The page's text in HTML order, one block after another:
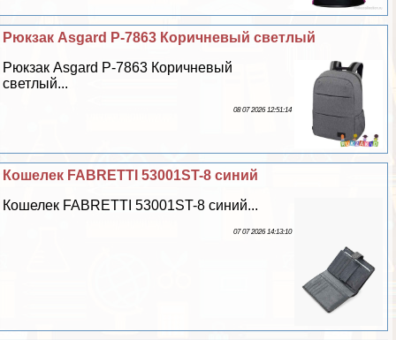
Рюкзак Asgard Р-7863 Коричневый светлый
Рюкзак Asgard Р-7863 Коричневый
светлый...
08 07 2026 12:51:14
Кошелек FABRETTI 53001ST-8 синий
Кошелек FABRETTI 53001ST-8 синий...
07 07 2026 14:13:10